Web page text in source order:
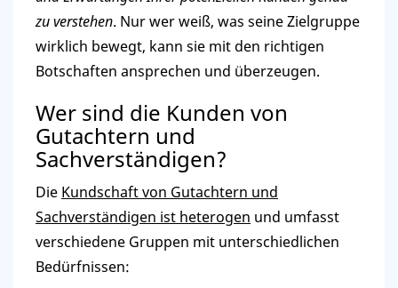
zu verstehen. Nur wer weiß, was seine Zielgruppe
wirklich bewegt, kann sie mit den richtigen
Botschaften ansprechen und überzeugen.
Wer sind die Kunden von
Gutachtern und
Sachverständigen?
Die Kundschaft von Gutachtern und
Sachverständigen ist heterogen und umfasst
verschiedene Gruppen mit unterschiedlichen
Bedürfnissen: